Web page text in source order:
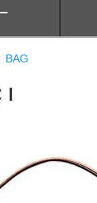
BAG